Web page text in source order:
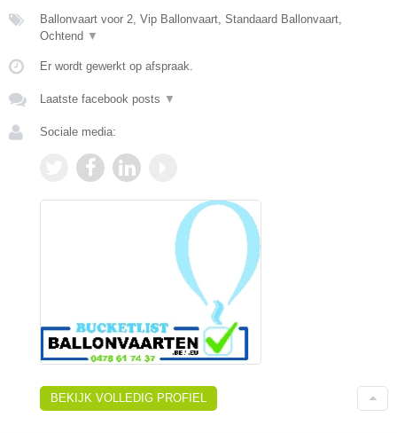
Ballonvaart voor 2, Vip Ballonvaart, Standaard Ballonvaart,
Ochtend ▼
Er wordt gewerkt op afspraak.
Laatste facebook posts ▼
Sociale media:
BEKIJK VOLLEDIG PROFIEL